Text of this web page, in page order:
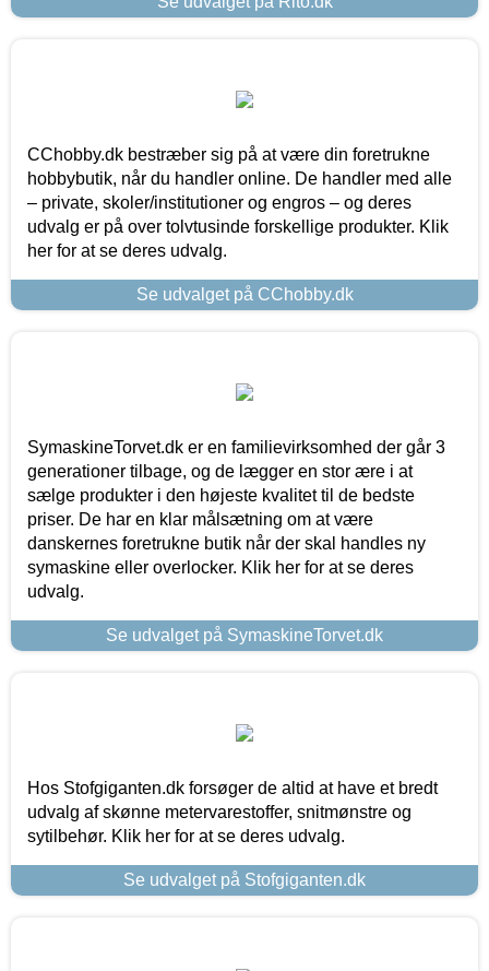
CChobby.dk bestræber sig på at være din foretrukne
hobbybutik, når du handler online. De handler med alle
– private, skoler/institutioner og engros – og deres
udvalg er på over tolvtusinde forskellige produkter. Klik
her for at se deres udvalg.
Se udvalget på CChobby.dk
SymaskineTorvet.dk er en familievirksomhed der går 3
generationer tilbage, og de lægger en stor ære i at
sælge produkter i den højeste kvalitet til de bedste
priser. De har en klar målsætning om at være
danskernes foretrukne butik når der skal handles ny
symaskine eller overlocker. Klik her for at se deres
udvalg.
Se udvalget på SymaskineTorvet.dk
Hos Stofgiganten.dk forsøger de altid at have et bredt
udvalg af skønne metervarestoffer, snitmønstre og
sytilbehør. Klik her for at se deres udvalg.
Se udvalget på Stofgiganten.dk